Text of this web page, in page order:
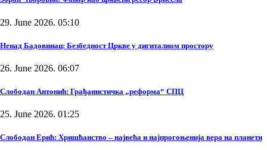
29. June 2026. 05:10
Ненад Бадовинац: Безбедност Цркве у дигиталном простору
26. June 2026. 06:07
Слободан Антонић: Грађанистичка „реформа“ СПЦ
25. June 2026. 01:25
Слободан Ерић: Хришћанство – највећа и најпрогоњенија вера на планети